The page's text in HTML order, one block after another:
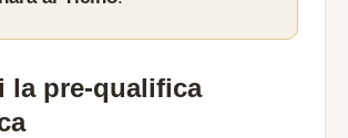
la pre-qualifica